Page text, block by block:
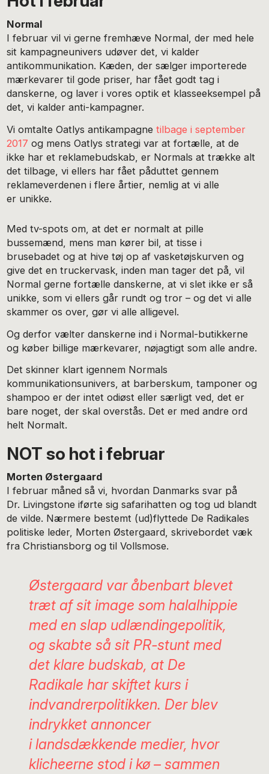
Normal
I februar vil vi gerne fremhæve Normal, der med hele
sit kampagneunivers udøver det, vi kalder
antikommunikation. Kæden, der sælger importerede
mærkevarer til gode priser, har fået godt tag i
danskerne, og laver i vores optik et klasseeksempel på
det, vi kalder anti-kampagner.
Vi omtalte Oatlys antikampagnetilbage i september
2017 og mens Oatlys strategi var at fortælle, at de
ikke har et reklamebudskab, er Normals at trække alt
det tilbage, vi ellers har fået påduttet gennem
reklameverdenen i flere årtier, nemlig at vi alle
er unikke.
Med tv-spots om, at det er normalt at pille
bussemænd, mens man kører bil, at tisse i
brusebadet og at hive tøj op af vasketøjskurven og
give det en truckervask, inden man tager det på, vil
Normal gerne fortælle danskerne, at vi slet ikke er så
unikke, som vi ellers går rundt og tror – og det vi alle
skammer os over, gør vi alle alligevel.
Og derfor vælter danskerne ind i Normal-butikkerne
og køber billige mærkevarer, nøjagtigt som alle andre.
Det skinner klart igennem Normals
kommunikationsunivers, at barberskum, tamponer og
shampoo er der intet odiøst eller særligt ved, det er
bare noget, der skal overstås. Det er med andre ord
helt Normalt.
NOT so hot i februar
Morten Østergaard
I februar måned så vi, hvordan Danmarks svar på
Dr. Livingstone iførte sig safarihatten og tog ud blandt
de vilde. Nærmere bestemt (ud)flyttede De Radikales
politiske leder, Morten Østergaard, skrivebordet væk
fra Christiansborg og til Vollsmose.
Østergaard var åbenbart blevet
træt af sit image som halalhippie
med en slap udlændingepolitik,
og skabte så sit PR-stunt med
det klare budskab, at De
Radikale har skiftet kurs i
indvandrerpolitikken. Der blev
indrykket annoncer
i landsdækkende medier, hvor
klicheerne stod i kø – sammen